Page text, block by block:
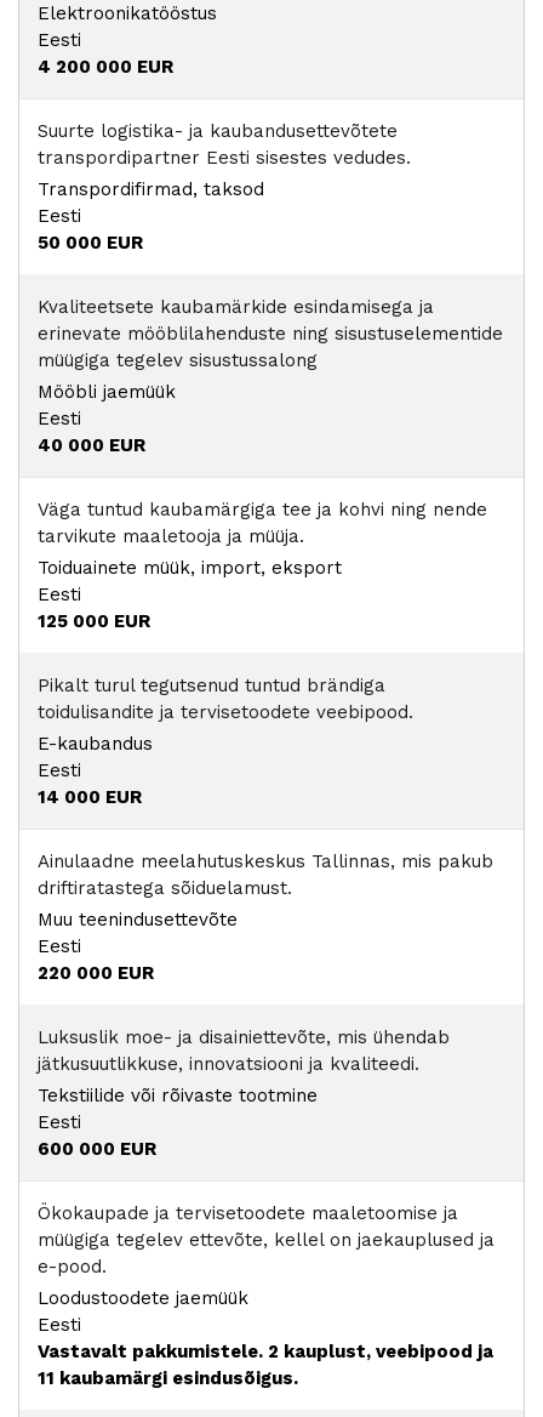
Elektroonikatööstus
Eesti
4 200 000 EUR
Suurte logistika- ja kaubandusettevõtete
transpordipartner Eesti sisestes vedudes.
Transpordifirmad, taksod
Eesti
50 000 EUR
Kvaliteetsete kaubamärkide esindamisega ja
erinevate mööblilahenduste ning sisustuselementide
müügiga tegelev sisustussalong
Mööbli jaemüük
Eesti
40 000 EUR
Väga tuntud kaubamärgiga tee ja kohvi ning nende
tarvikute maaletooja ja müüja.
Toiduainete müük, import, eksport
Eesti
125 000 EUR
Pikalt turul tegutsenud tuntud brändiga
toidulisandite ja tervisetoodete veebipood.
E-kaubandus
Eesti
14 000 EUR
Ainulaadne meelahutuskeskus Tallinnas, mis pakub
driftiratastega sõiduelamust.
Muu teenindusettevõte
Eesti
220 000 EUR
Luksuslik moe- ja disainiettevõte, mis ühendab
jätkusuutlikkuse, innovatsiooni ja kvaliteedi.
Tekstiilide või rõivaste tootmine
Eesti
600 000 EUR
Ökokaupade ja tervisetoodete maaletoomise ja
müügiga tegelev ettevõte, kellel on jaekauplused ja
e-pood.
Loodustoodete jaemüük
Eesti
Vastavalt pakkumistele. 2 kauplust, veebipood ja
11 kaubamärgi esindusõigus.